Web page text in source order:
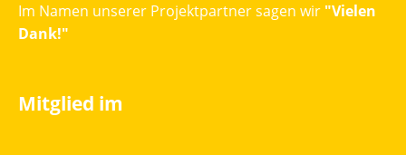
Im Namen unserer Projektpartner sagen wir "Vielen
Dank!"
Mitglied im